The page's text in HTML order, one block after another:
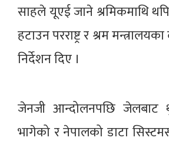
साहले यूएई जाने श्रमिकमाथि
हटाउन परराष्ट्र र श्रम
निर्देशन दिए ।
जेनजी आन्दोलनपछि जेलबाट
भागेको र नेपालको डाटा